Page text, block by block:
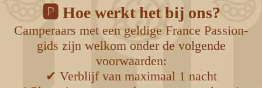
🅿️ Hoe werkt het bij ons?
Camperaars met een geldige France Passion-
gids zijn welkom onder de volgende
voorwaarden:
✔ Verblijf van maximaal 1 nacht